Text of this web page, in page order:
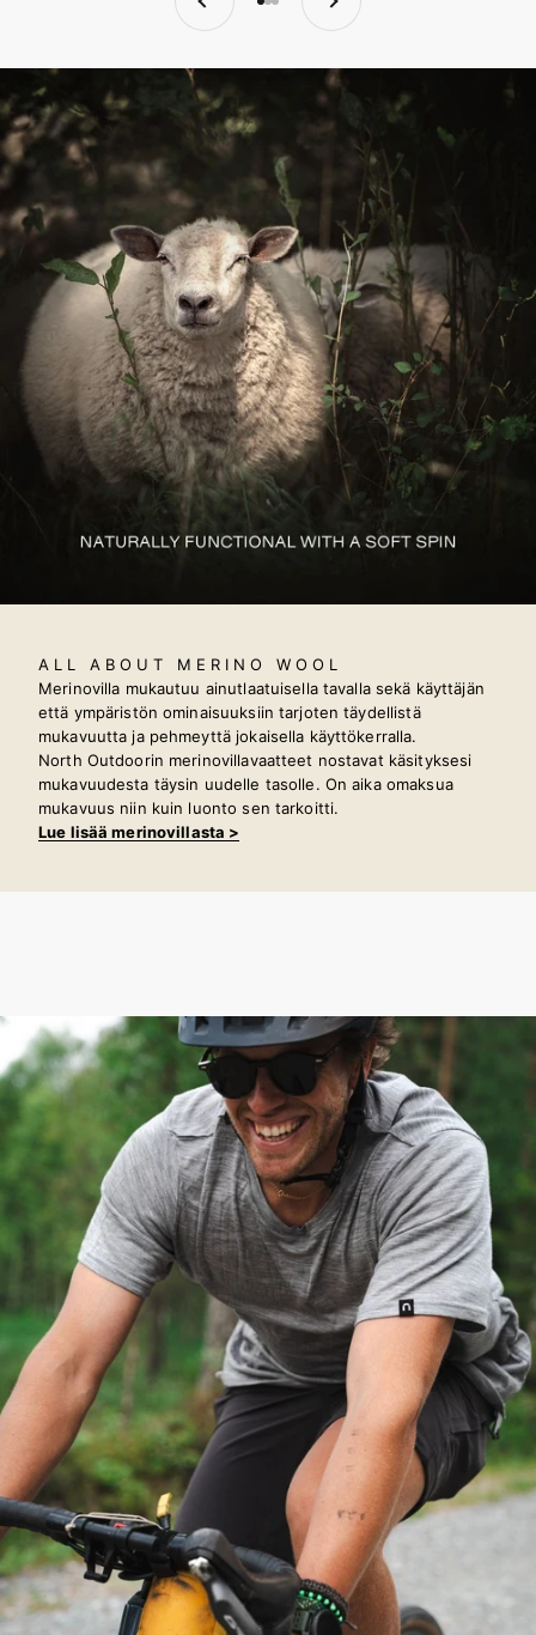
Siirry kohteeseen 1
Siirry kohteeseen 2
Siirry kohteeseen 3
ALL ABOUT MERINO WOOL
Merinovilla mukautuu ainutlaatuisella tavalla sekä käyttäjän
että ympäristön ominaisuuksiin tarjoten täydellistä
mukavuutta ja pehmeyttä jokaisella käyttökerralla.
North Outdoorin merinovillavaatteet nostavat käsityksesi
mukavuudesta täysin uudelle tasolle. On aika omaksua
mukavuus niin kuin luonto sen tarkoitti.
Lue lisää merinovillasta >
Tutustu Merinoshell-materiaaliin